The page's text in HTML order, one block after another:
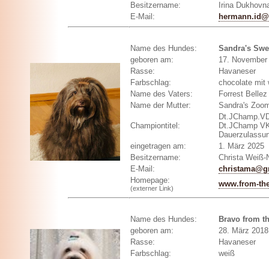
Besitzername:
Irina
E-Mail:
Name des Hundes:
Sandra's
geboren am:
17. November
Rasse:
Havaneser
Farbschlag:
chocolate mit
Name des Vaters:
Forrest
Name der Mutter:
Sandra's
Championtitel:
Dt.JChamp
eingetragen am:
1. März 2025
Besitzername:
Christa Weiß-
E-Mail:
Homepage:
(externer Link) www.from-
Name des Hundes:
Bravo from
geboren am:
28. März 2018
Rasse:
Havaneser
Farbschlag:
weiß